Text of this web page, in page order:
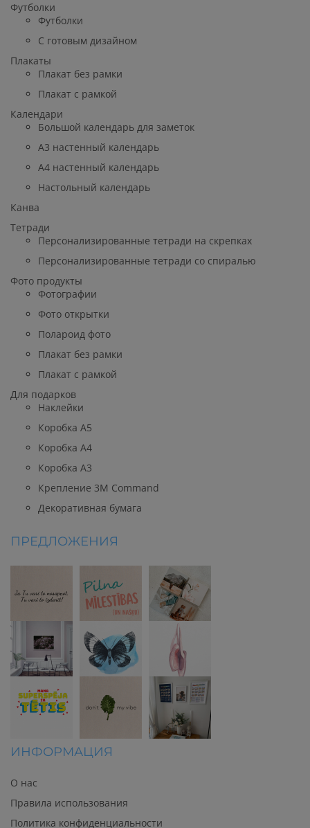
Футболки
Футболки
С готовым дизайном
Плакаты
Плакат без рамки
Плакат с рамкой
Календари
Большой календарь для заметок
A3 настенный календарь
A4 настенный календарь
Настольный календарь
Канва
Тетради
Персонализированные тетради на скрепках
Персонализированные тетради со спиралью
Фото продукты
Фотографии
Фото открытки
Полароид фото
Плакат без рамки
Плакат с рамкой
Для подарков
Наклейки
Коробка А5
Коробка А4
Коробка А3
Крепление 3М Command
Декоративная бумага
ПРЕДЛОЖЕНИЯ
ИНФОРМАЦИЯ
О нас
Правила использования
Политика конфиденциальности